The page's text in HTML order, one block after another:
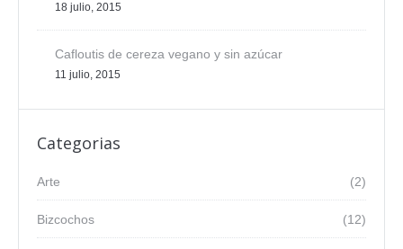
18 julio, 2015
Cafloutis de cereza vegano y sin azúcar
11 julio, 2015
Categorias
(2)
Arte
(12)
Bizcochos